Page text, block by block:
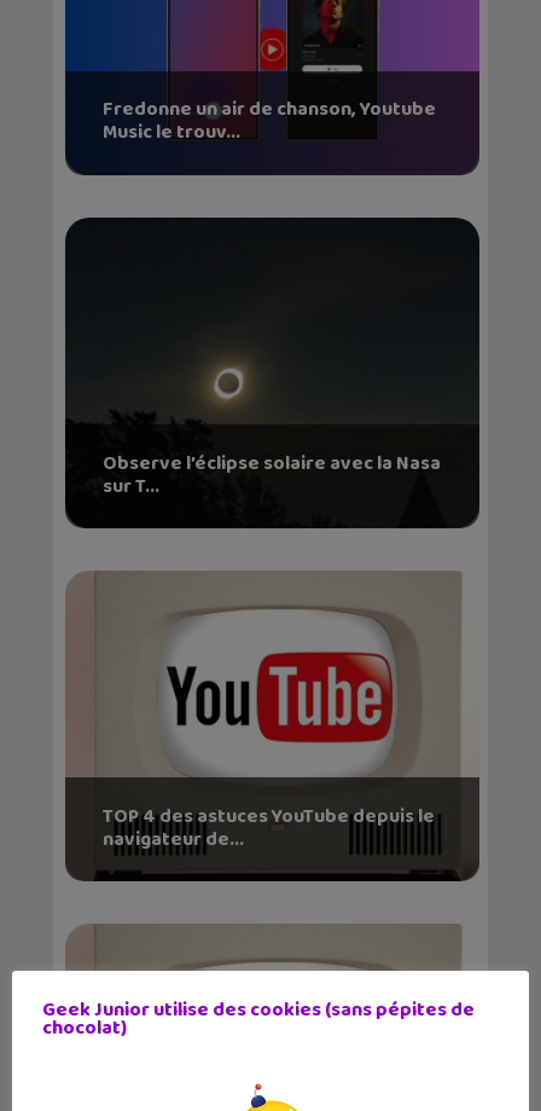
Fredonne un air de chanson, Youtube
Music le trouv...
Observe l’éclipse solaire avec la Nasa
sur T...
TOP 4 des astuces YouTube depuis le
navigateur de...
Geek Junior utilise des cookies (sans pépites de
chocolat)